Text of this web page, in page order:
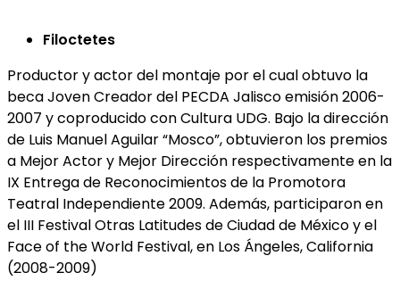
Filoctetes
Productor y actor del montaje por el cual obtuvo la
beca Joven Creador del PECDA Jalisco emisión 2006-
2007 y coproducido con Cultura UDG. Bajo la dirección
de Luis Manuel Aguilar “Mosco”, obtuvieron los premios
a Mejor Actor y Mejor Dirección respectivamente en la
IX Entrega de Reconocimientos de la Promotora
Teatral Independiente 2009. Además, participaron en
el III Festival Otras Latitudes de Ciudad de México y el
Face of the World Festival, en Los Ángeles, California
(2008-2009)